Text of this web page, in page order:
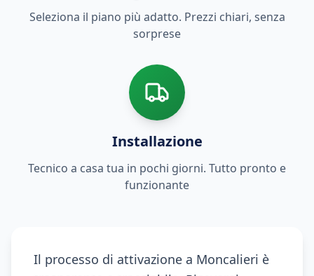
Seleziona il piano più adatto. Prezzi chiari, senza
sorprese
Installazione
Tecnico a casa tua in pochi giorni. Tutto pronto e
funzionante
Il processo di attivazione a Moncalieri è